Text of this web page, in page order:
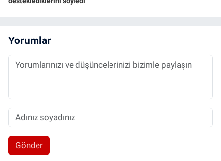
Yorumlar
Gönder